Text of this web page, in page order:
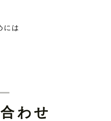
には
わせ